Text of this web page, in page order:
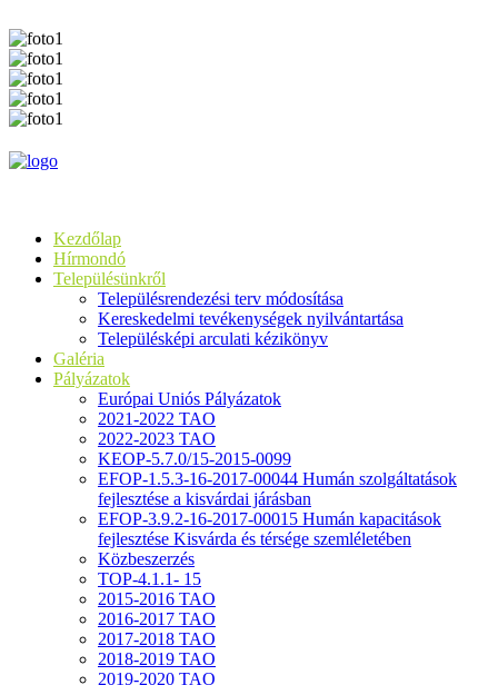
Kezdőlap
Hírmondó
Településünkről
Településrendezési terv módosítása
Kereskedelmi tevékenységek nyilvántartása
Településképi arculati kézikönyv
Galéria
Pályázatok
Európai Uniós Pályázatok
2021-2022 TAO
2022-2023 TAO
KEOP-5.7.0/15-2015-0099
EFOP-1.5.3-16-2017-00044 Humán szolgáltatások
fejlesztése a kisvárdai járásban
EFOP-3.9.2-16-2017-00015 Humán kapacitások
fejlesztése Kisvárda és térsége szemléletében
Közbeszerzés
TOP-4.1.1- 15
2015-2016 TAO
2016-2017 TAO
2017-2018 TAO
2018-2019 TAO
2019-2020 TAO